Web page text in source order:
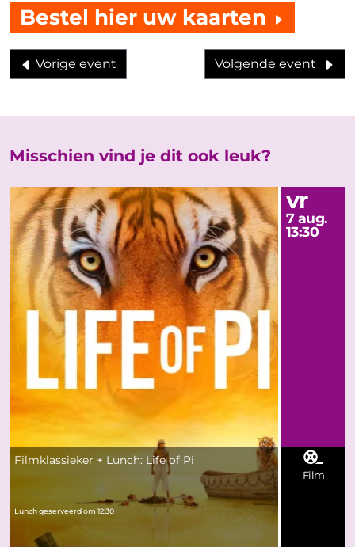
Bestel hier uw kaarten
Vorige event Volgende event
Misschien vind je dit ook leuk?
Filmklassieker + Lunch: Life of Pi
Lunch geserveerd om 12:30
vr
7 aug.
13:30
Film